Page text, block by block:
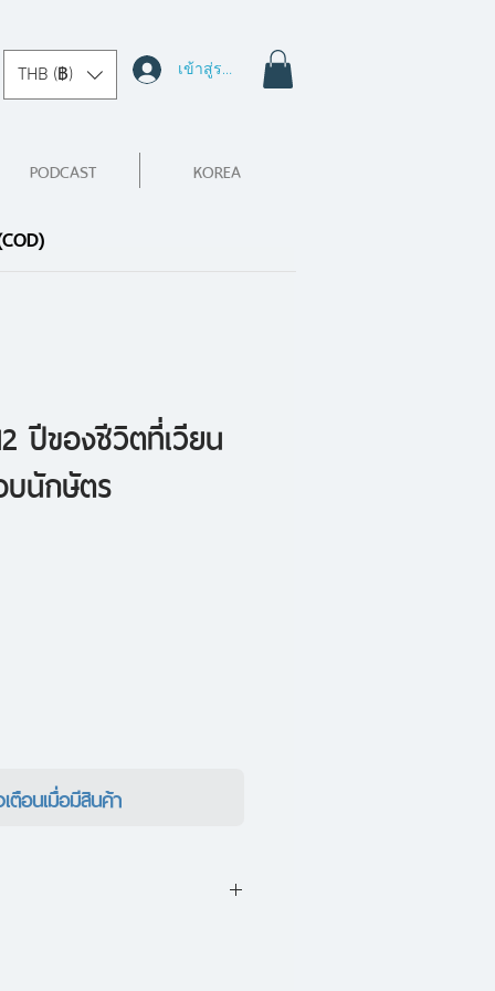
THB (฿) เข้าสู่ระบบ
PODCAST KOREA
ปีของชีวิตที่เวียน
บนักษัตร
ตือนเมื่อมีสินค้า
นตัว หรือรอบตัว จะด้วย